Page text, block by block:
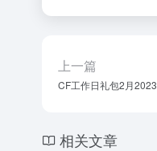
上一篇
CF工作日礼包2月
相关文章